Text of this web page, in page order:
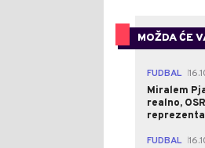
MOŽDA ĆE
FUDBAL
Miralem
realno,
FUDBAL